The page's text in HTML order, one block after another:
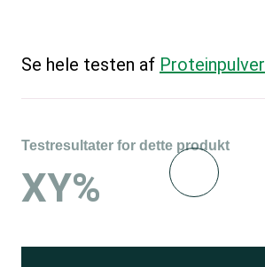
Se hele testen af Proteinpulver
Testresultater for dette produkt
XY%